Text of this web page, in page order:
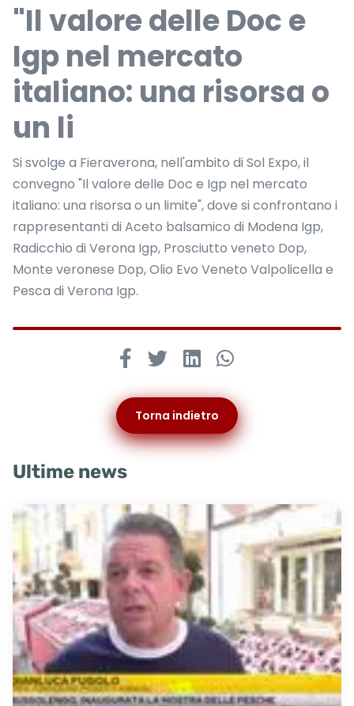
"Il valore delle Doc e
Igp nel mercato
italiano: una risorsa o
un li
Si svolge a Fieraverona, nell'ambito di Sol Expo, il
convegno "Il valore delle Doc e Igp nel mercato
italiano: una risorsa o un limite", dove si confrontano i
rappresentanti di Aceto balsamico di Modena Igp,
Radicchio di Verona Igp, Prosciutto veneto Dop,
Monte veronese Dop, Olio Evo Veneto Valpolicella e
Pesca di Verona Igp.
Torna indietro
Ultime news